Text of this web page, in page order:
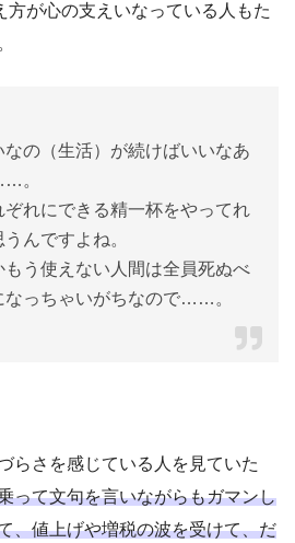
方が心の支えいなっている人もた
の（生活）が続けばいいなあ
。
れにできる精一杯をやってれ
んですよね。
う使えない人間は全員死ぬべ
なっちゃいがちなので……。
らさを感じている人を見ていた
って文句を言いながらもガマンし
、値上げや増税の波を受けて、だ